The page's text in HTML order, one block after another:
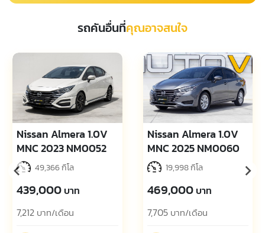
รถคันอื่นที่คุณอาจสนใจ
Nissan Almera 1.0V
MNC 2023 NM0052
49,366 กิโล
439,000 บาท
7,212 บาท/เดือน
Nissan Almera 1.0V
MNC 2025 NM0060
19,998 กิโล
469,000 บาท
7,705 บาท/เดือน